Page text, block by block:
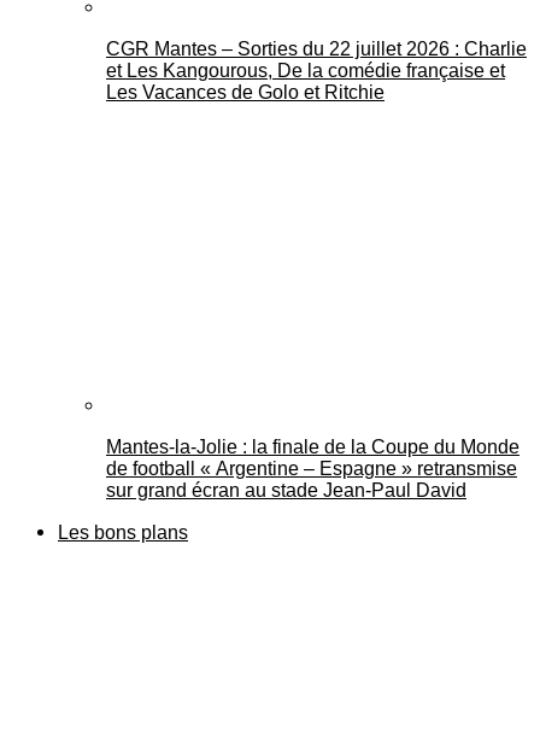
CGR Mantes – Sorties du 22 juillet 2026 : Charlie
et Les Kangourous, De la comédie française et
Les Vacances de Golo et Ritchie
Mantes-la-Jolie : la finale de la Coupe du Monde
de football « Argentine – Espagne » retransmise
sur grand écran au stade Jean-Paul David
Les bons plans